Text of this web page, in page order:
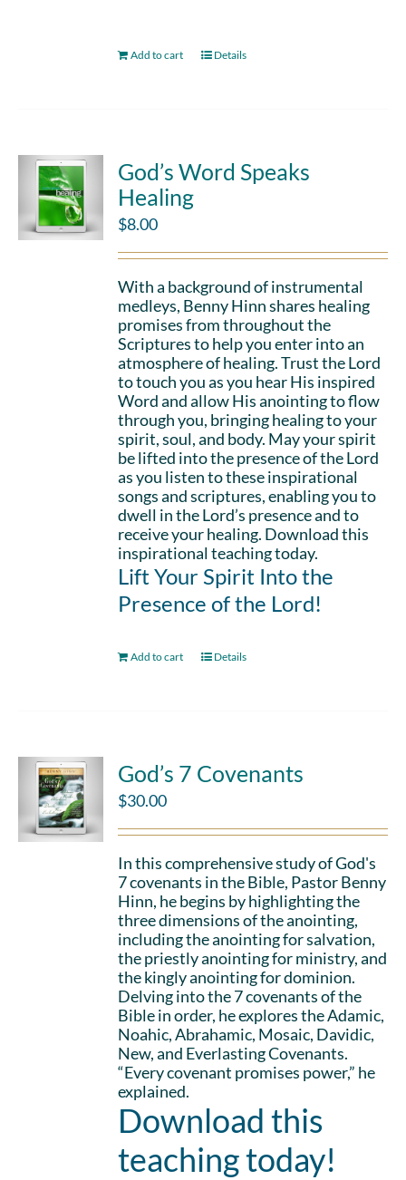
Add to cart Details
God’s Word Speaks
Healing
$8.00
With a background of instrumental
medleys, Benny Hinn shares healing
promises from throughout the
Scriptures to help you enter into an
atmosphere of healing. Trust the Lord
to touch you as you hear His inspired
Word and allow His anointing to flow
through you, bringing healing to your
spirit, soul, and body. May your spirit
be lifted into the presence of the Lord
as you listen to these inspirational
songs and scriptures, enabling you to
dwell in the Lord’s presence and to
receive your healing. Download this
inspirational teaching today.
Lift Your Spirit Into the
Presence of the Lord!
Add to cart Details
God’s 7 Covenants
$30.00
In this comprehensive study of God's
7 covenants in the Bible, Pastor Benny
Hinn, he begins by highlighting the
three dimensions of the anointing,
including the anointing for salvation,
the priestly anointing for ministry, and
the kingly anointing for dominion.
Delving into the 7 covenants of the
Bible in order, he explores the Adamic,
Noahic, Abrahamic, Mosaic, Davidic,
New, and Everlasting Covenants.
“Every covenant promises power,” he
explained.
Download this
teaching today!